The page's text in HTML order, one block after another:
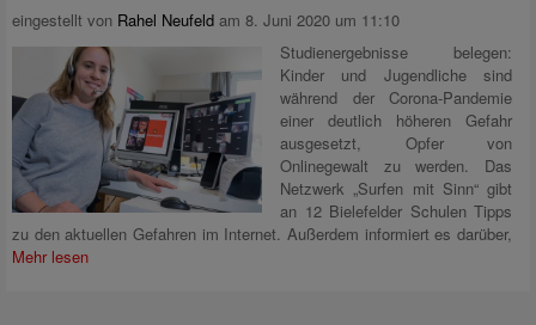
eingestellt von Rahel Neufeld am 8. Juni 2020 um 11:10
Studienergebnisse belegen:
Kinder und Jugendliche sind
während der Corona-Pandemie
einer deutlich höheren Gefahr
ausgesetzt, Opfer von
Onlinegewalt zu werden. Das
Netzwerk „Surfen mit Sinn“ gibt
an 12 Bielefelder Schulen Tipps
zu den aktuellen Gefahren im Internet. Außerdem informiert es darüber,
Mehr lesen